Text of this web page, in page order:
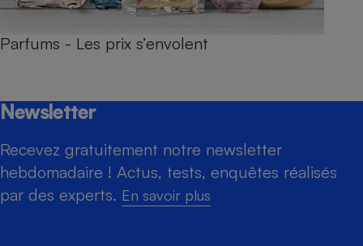
Parfums - Les prix s’envolent
Newsletter
Recevez gratuitement notre newsletter
hebdomadaire ! Actus, tests, enquêtes réalisés
par des experts. En savoir plus